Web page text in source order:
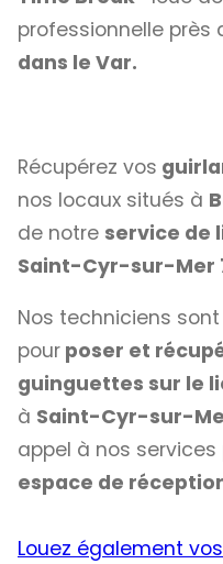
professionnelle près
dans le Var.
Récupérez vos
nos locaux situés à
de notre service de
Saint-Cyr-sur-Mer
Nos techniciens
pour poser et
guinguettes sur le
à Saint-Cyr-sur-
appel à nos services
espace de
Louez également